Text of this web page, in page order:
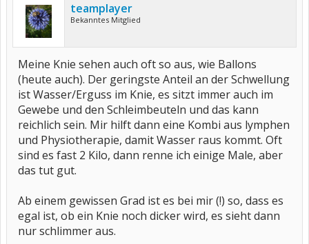
teamplayer
Bekanntes Mitglied
Meine Knie sehen auch oft so aus, wie Ballons
(heute auch). Der geringste Anteil an der Schwellung
ist Wasser/Erguss im Knie, es sitzt immer auch im
Gewebe und den Schleimbeuteln und das kann
reichlich sein. Mir hilft dann eine Kombi aus lymphen
und Physiotherapie, damit Wasser raus kommt. Oft
sind es fast 2 Kilo, dann renne ich einige Male, aber
das tut gut.
Ab einem gewissen Grad ist es bei mir (!) so, dass es
egal ist, ob ein Knie noch dicker wird, es sieht dann
nur schlimmer aus.